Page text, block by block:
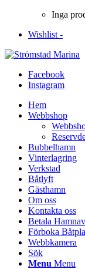
Inga
Wishlist -
Facebook
Instagram
Hem
Webbshop
Bubbelhamn
Vinterlagring
Verkstad
Båtlyft
Gästhamn
Om oss
Kontakta oss
Betala
Förboka
Webbkamera
Sök
Menu Menu